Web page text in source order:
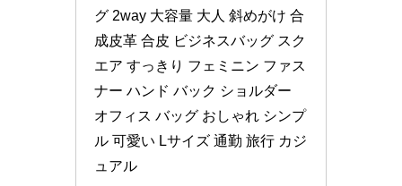
グ 2way 大容量 大人 斜めがけ 合
成皮革 合皮 ビジネスバッグ スク
エア すっきり フェミニン ファス
ナー ハンド バック ショルダー
オフィス バッグ おしゃれ シンプ
ル 可愛い Lサイズ 通勤 旅行 カジ
ュアル